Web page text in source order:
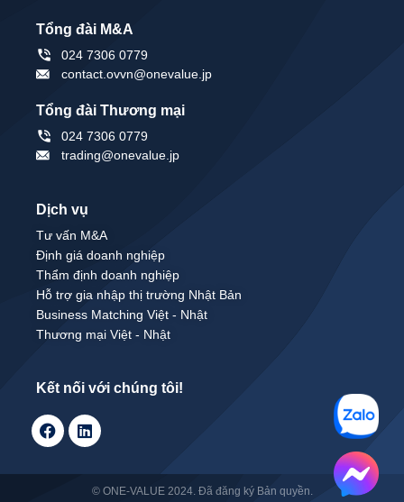
Tổng đài M&A
024 7306 0779
contact.ovvn@onevalue.jp
Tổng đài Thương mại
024 7306 0779
trading@onevalue.jp
Dịch vụ
Tư vấn M&A
Định giá doanh nghiệp
Thẩm định doanh nghiệp
Hỗ trợ gia nhập thị trường Nhật Bản
Business Matching Việt - Nhật
Thương mại Việt - Nhật
Kết nối với chúng tôi!
© ONE-VALUE 2024. Đã đăng ký Bản quyền.